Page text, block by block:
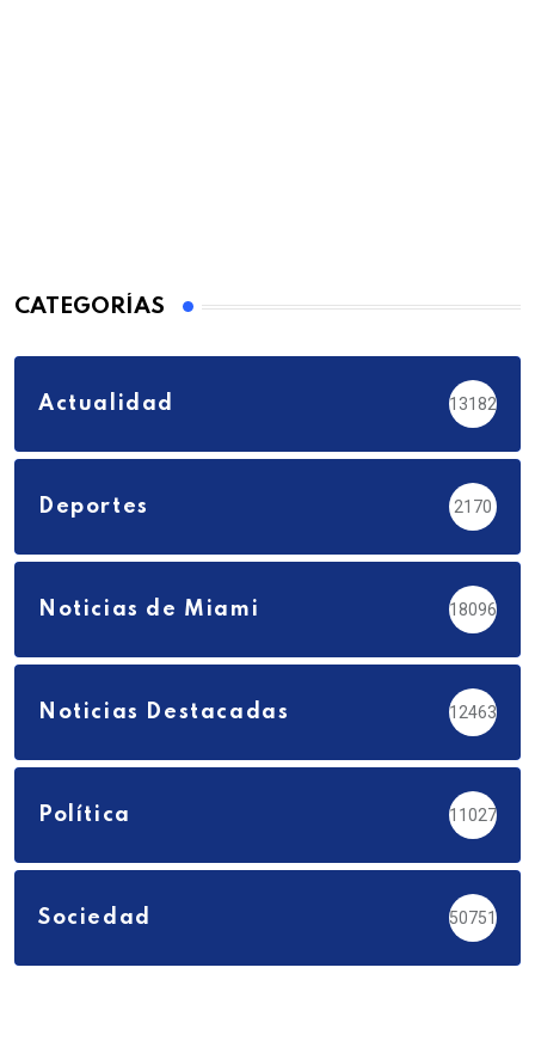
CATEGORÍAS
Actualidad 13182
Deportes 2170
Noticias de Miami 18096
Noticias Destacadas 12463
Política 11027
Sociedad 50751